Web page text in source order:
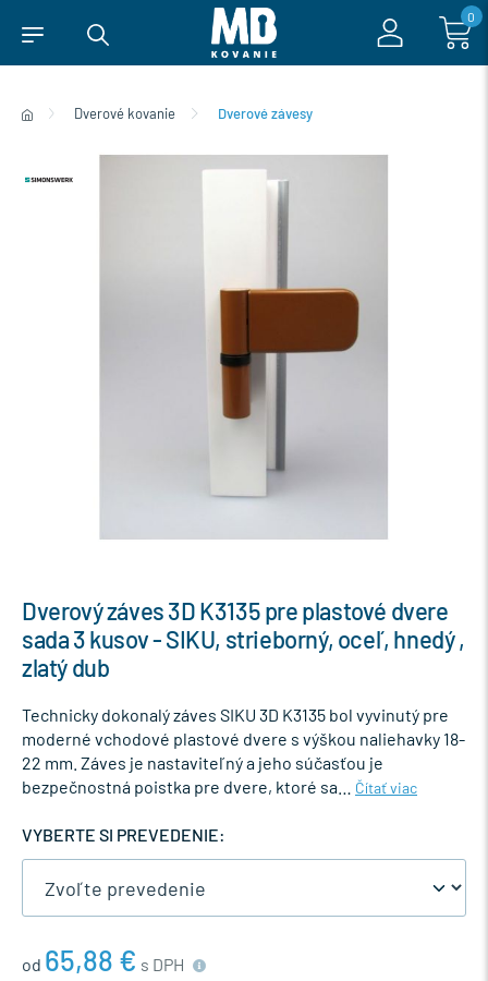
0
Dverové kovanie Dverové závesy
Dverový záves 3D K3135 pre plastové dvere
sada 3 kusov - SIKU, strieborný, oceľ, hnedý ,
zlatý dub
Technicky dokonalý záves SIKU 3D K3135 bol vyvinutý pre
moderné vchodové plastové dvere s výškou naliehavky 18-
22 mm. Záves je nastaviteľný a jeho súčasťou je
bezpečnostná poistka pre dvere, ktoré sa…
Čítať viac
VYBERTE SI PREVEDENIE:
od 65,88 € s DPH